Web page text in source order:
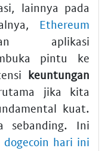
lainnya pada
Ethereum
aplikasi
pintu ke
keuntungan
jika kita
kuat.
sebanding. Ini
dogecoin hari ini